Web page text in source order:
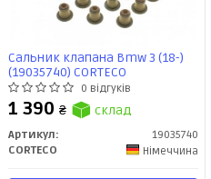
Сальник клапана Bmw 3 (18-)
(19035740) CORTECO
0 відгуків
1 390 ₴ склад
Артикул:
19035740
CORTECO
Німеччина